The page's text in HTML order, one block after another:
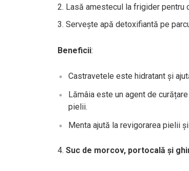
Lasă amestecul la frigider pentru
Servește apă detoxifiantă pe
Beneficii:
Castravetele este hidratant și
Lămâia este un agent de
pielii.
Menta ajută la revigorarea pielii
Suc de morcov, portocală și